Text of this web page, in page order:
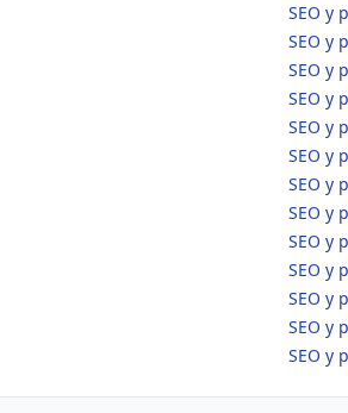
SEO y
SEO y
SEO y
SEO y
SEO y
SEO y
SEO y
SEO y
SEO y
SEO y
SEO y
SEO y
SEO y